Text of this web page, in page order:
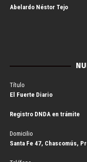
Abelardo Néstor Tejo
Título
El Fuerte Diario
Registro DNDA en trámite
Domicilio
Santa Fe 47, Chascomús,